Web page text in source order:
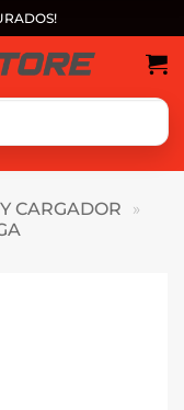
CARGADOR
»